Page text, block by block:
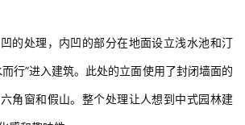
的处理，内凹的部分在地面设立浅水池和汀
行”进入建筑。此处的立面使用了封闭墙面的
角窗和假山。整个处理让人想到中式园林建